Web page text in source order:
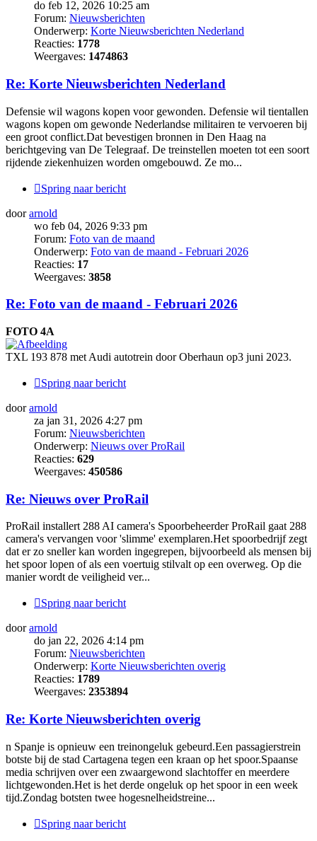
do feb 12, 2026 10:25 am
Forum: Nieuwsberichten
Onderwerp: Korte Nieuwsberichten Nederland
Reacties: 1778
Weergaves: 1474863
Re: Korte Nieuwsberichten Nederland
Defensie wil wagons kopen voor gewonden. Defensie wil tientallen
wagons kopen om gewonde Nederlandse militairen te vervoeren bij
een groot conflict.Dat bevestigen bronnen in Den Haag na
berichtgeving van De Telegraaf. De treinstellen moeten tot een soort
rijdende ziekenhuizen worden omgebouwd. Ze mo...
Spring naar bericht
doorarnold
wo feb 04, 2026 9:33 pm
Forum: Foto van de maand
Onderwerp: Foto van de maand - Februari 2026
Reacties: 17
Weergaves: 3858
Re: Foto van de maand - Februari 2026
FOTO 4A
TXL 193 878 met Audi autotrein door Oberhaun op3 juni 2023.
Spring naar bericht
doorarnold
za jan 31, 2026 4:27 pm
Forum: Nieuwsberichten
Onderwerp: Nieuws over ProRail
Reacties: 629
Weergaves: 450586
Re: Nieuws over ProRail
ProRail installert 288 AI camera's Spoorbeheerder ProRail gaat 288
camera's vervangen voor 'slimme' exemplaren.Het spoorbedrijf zegt
dat er zo sneller kan worden ingegrepen, bijvoorbeeld als mensen bij
het spoor lopen of als een voertuig stilvalt op een overweg. Op die
manier wordt de veiligheid ver...
Spring naar bericht
doorarnold
do jan 22, 2026 4:14 pm
Forum: Nieuwsberichten
Onderwerp: Korte Nieuwsberichten overig
Reacties: 1789
Weergaves: 2353894
Re: Korte Nieuwsberichten overig
n Spanje is opnieuw een treinongeluk gebeurd.Een passagierstrein
botste bij de stad Cartagena tegen een kraan op het spoor.Spaanse
media schrijven over een zwaargewond slachtoffer en meerdere
lichtgewonden.Het is het derde ongeluk op het spoor in een week
tijd.Zondag botsten twee hogesnelheidstreine...
Spring naar bericht